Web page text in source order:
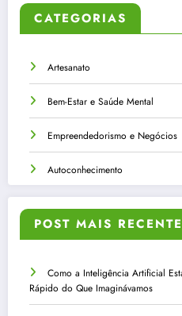
CATEGORIAS
Artesanato
Bem-Estar e Saúde Mental
Empreendedorismo e Negócios
Autoconhecimento
POST MAIS
Como a Inteligência Artificial
Rápido do Que Imaginávamos